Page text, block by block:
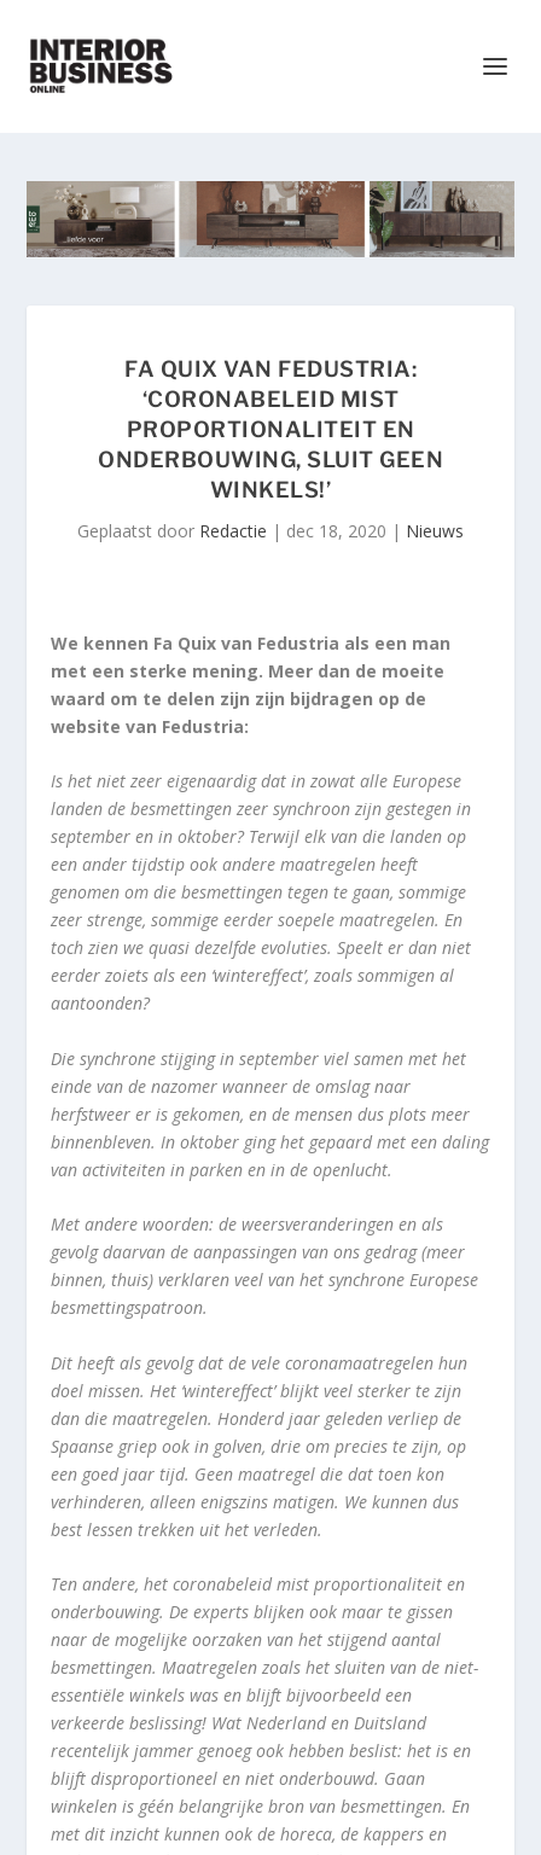
FA QUIX VAN FEDUSTRIA:
‘CORONABELEID MIST
PROPORTIONALITEIT EN
ONDERBOUWING, SLUIT GEEN
WINKELS!’
Geplaatst door Redactie | dec 18, 2020 | Nieuws
We kennen Fa Quix van Fedustria als een man
met een sterke mening. Meer dan de moeite
waard om te delen zijn zijn bijdragen op de
website van Fedustria:
Is het niet zeer eigenaardig dat in zowat alle Europese
landen de besmettingen zeer synchroon zijn gestegen in
september en in oktober? Terwijl elk van die landen op
een ander tijdstip ook andere maatregelen heeft
genomen om die besmettingen tegen te gaan, sommige
zeer strenge, sommige eerder soepele maatregelen. En
toch zien we quasi dezelfde evoluties. Speelt er dan niet
eerder zoiets als een ‘wintereffect’, zoals sommigen al
aantoonden?
Die synchrone stijging in september viel samen met het
einde van de nazomer wanneer de omslag naar
herfstweer er is gekomen, en de mensen dus plots meer
binnenbleven. In oktober ging het gepaard met een daling
van activiteiten in parken en in de openlucht.
Met andere woorden: de weersveranderingen en als
gevolg daarvan de aanpassingen van ons gedrag (meer
binnen, thuis) verklaren veel van het synchrone Europese
besmettingspatroon.
Dit heeft als gevolg dat de vele coronamaatregelen hun
doel missen. Het ‘wintereffect’ blijkt veel sterker te zijn
dan die maatregelen. Honderd jaar geleden verliep de
Spaanse griep ook in golven, drie om precies te zijn, op
een goed jaar tijd. Geen maatregel die dat toen kon
verhinderen, alleen enigszins matigen. We kunnen dus
best lessen trekken uit het verleden.
Ten andere, het coronabeleid mist proportionaliteit en
onderbouwing. De experts blijken ook maar te gissen
naar de mogelijke oorzaken van het stijgend aantal
besmettingen. Maatregelen zoals het sluiten van de niet-
essentiële winkels was en blijft bijvoorbeeld een
verkeerde beslissing! Wat Nederland en Duitsland
recentelijk jammer genoeg ook hebben beslist: het is en
blijft disproportioneel en niet onderbouwd. Gaan
winkelen is géén belangrijke bron van besmettingen. En
met dit inzicht kunnen ook de horeca, de kappers en